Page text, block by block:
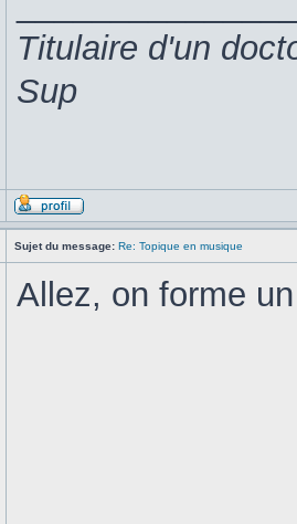
Titulaire d'un
Sup
Sujet du message: Re: Topique en musique
Allez, on forme